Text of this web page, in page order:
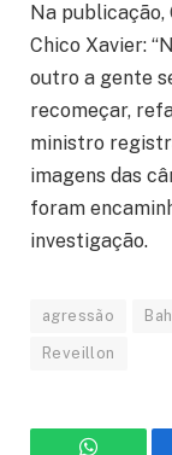
Na
Chico Xavier:
outro a gente
recomeçar,
ministro
imagens das
foram
investigação.
agressão
Reveillon